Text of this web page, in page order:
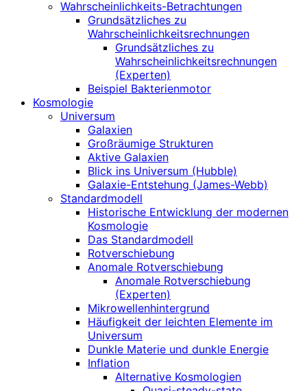
Wahrscheinlichkeits-Betrachtungen
Grundsätzliches zu
Wahrscheinlichkeitsrechnungen
Grundsätzliches zu
Wahrscheinlichkeitsrechnungen
(Experten)
Beispiel Bakterienmotor
Kosmologie
Universum
Galaxien
Großräumige Strukturen
Aktive Galaxien
Blick ins Universum (Hubble)
Galaxie-Entstehung (James-Webb)
Standardmodell
Historische Entwicklung der modernen
Kosmologie
Das Standardmodell
Rotverschiebung
Anomale Rotverschiebung
Anomale Rotverschiebung
(Experten)
Mikrowellenhintergrund
Häufigkeit der leichten Elemente im
Universum
Dunkle Materie und dunkle Energie
Inflation
Alternative Kosmologien